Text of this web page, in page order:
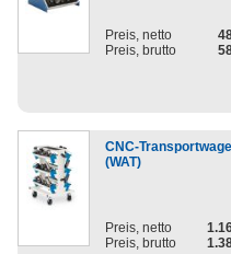
Preis, netto
Preis, brutto
CNC-
(WAT)
Preis, netto
Preis, brutto